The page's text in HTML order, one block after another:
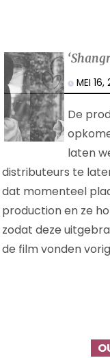
MEI
De
laten
distributeurs te
dat momenteel
production en ze
zodat deze
de film vonden